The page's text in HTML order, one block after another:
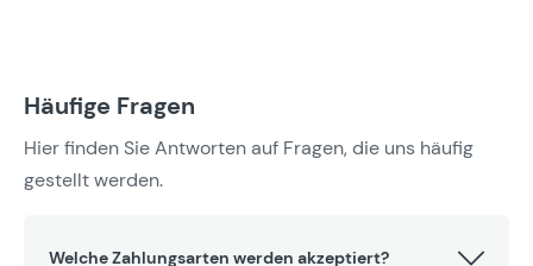
Häufige Fragen
Hier finden Sie Antworten auf Fragen, die uns häufig
gestellt werden.
Welche Zahlungsarten werden akzeptiert?